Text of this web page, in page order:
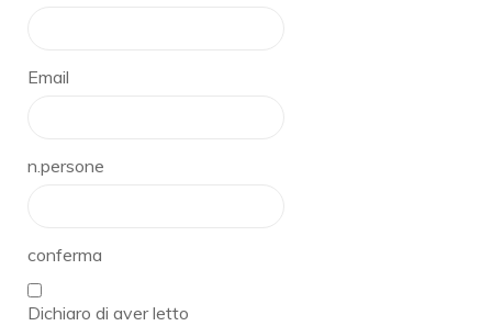
Email
n.persone
conferma
Dichiaro di aver letto